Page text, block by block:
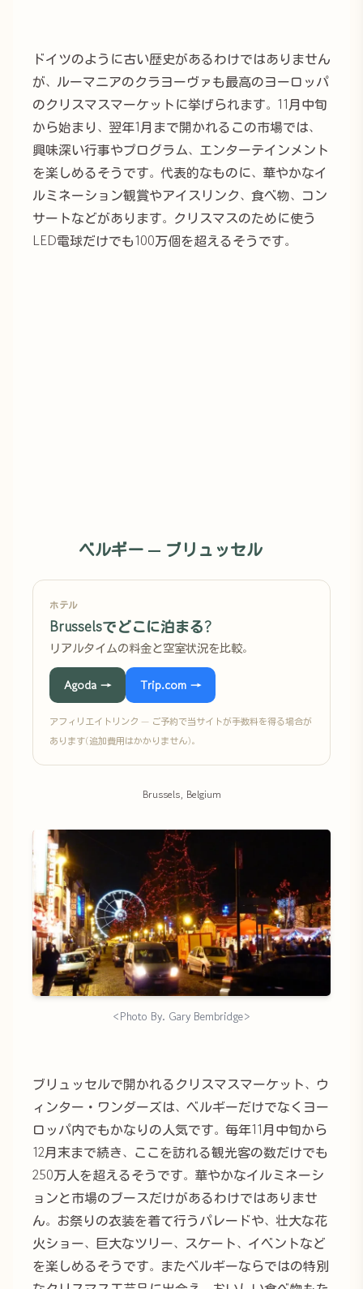
ドイツのように古い歴史があるわけではありません
が、ルーマニアのクラヨーヴァも最高のヨーロッパ
のクリスマスマーケットに挙げられます。11月中旬
から始まり、翌年1月まで開かれるこの市場では、
興味深い行事やプログラム、エンターテインメント
を楽しめるそうです。代表的なものに、華やかなイ
ルミネーション観賞やアイスリンク、食べ物、コン
サートなどがあります。クリスマスのために使う
LED電球だけでも100万個を超えるそうです。
ベルギー — ブリュッセル
ホテル
Brusselsでどこに泊まる?
リアルタイムの料金と空室状況を比較。
Agoda → Trip.com →
アフィリエイトリンク — ご予約で当サイトが手数料を得る場合が
あります(追加費用はかかりません)。
Brussels, Belgium
<Photo By. Gary Bembridge>
ブリュッセルで開かれるクリスマスマーケット、ウ
ィンター・ワンダーズは、ベルギーだけでなくヨー
ロッパ内でもかなりの人気です。毎年11月中旬から
12月末まで続き、ここを訪れる観光客の数だけでも
250万人を超えるそうです。華やかなイルミネーシ
ョンと市場のブースだけがあるわけではありませ
ん。お祭りの衣装を着て行うパレードや、壮大な花
火ショー、巨大なツリー、スケート、イベントなど
を楽しめるそうです。またベルギーならではの特別